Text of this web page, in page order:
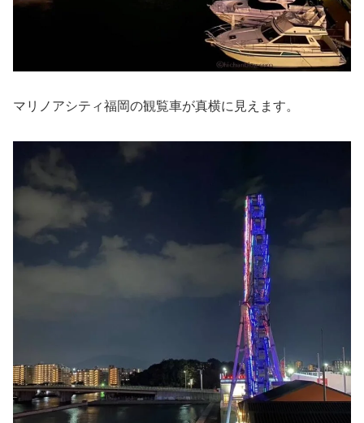
マリノアシティ福岡の観覧車が真横に見えます。